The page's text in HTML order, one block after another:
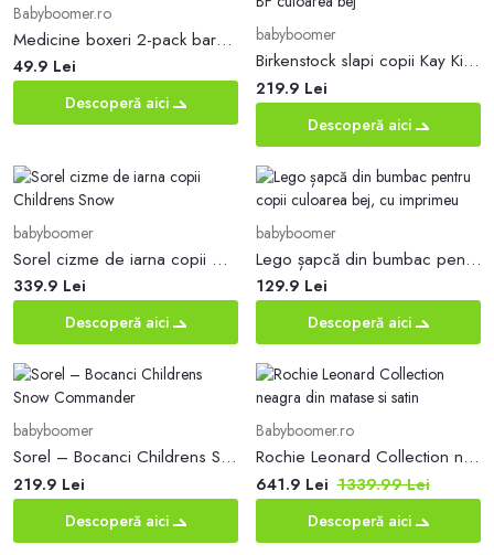
Babyboomer.ro
Medicine boxeri 2-pack barbati
49.9 Lei
Descoperă aici
babyboomer
Birkenstock slapi copii Kay Kids BF culoarea bej
219.9 Lei
Descoperă aici
babyboomer
Sorel cizme de iarna copii Childrens Snow
339.9 Lei
Descoperă aici
babyboomer
Lego șapcă din bumbac pentru copii culoarea bej, cu imprimeu
129.9 Lei
Descoperă aici
babyboomer
Sorel – Bocanci Childrens Snow Commander
219.9 Lei
Descoperă aici
Babyboomer.ro
Rochie Leonard Collection neagra din matase si satin
641.9 Lei 1339.99 Lei
Descoperă aici